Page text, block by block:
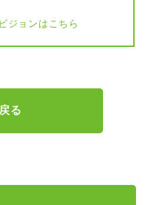
ジョンはこちら
る